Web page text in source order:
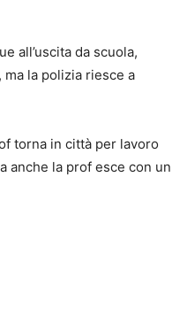
all’uscita da scuola,
, ma la polizia riesce a
torna in città per lavoro
anche la prof esce con un